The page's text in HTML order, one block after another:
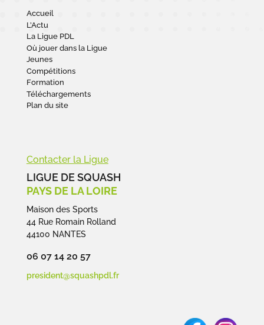
Accueil
L’Actu
La Ligue PDL
Où jouer dans la Ligue
Jeunes
Compétitions
Formation
Téléchargements
Plan du site
Contacter la Ligue
LIGUE DE SQUASH
PAYS DE LA LOIRE
Maison des Sports
44 Rue Romain Rolland
44100 NANTES
06 07 14 20 57
president@squashpdl.fr